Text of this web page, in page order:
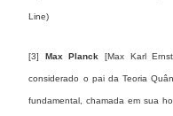
Line)
[3] Max Planck [Max Karl
considerado o pai da Teoria
fundamental, chamada em sua